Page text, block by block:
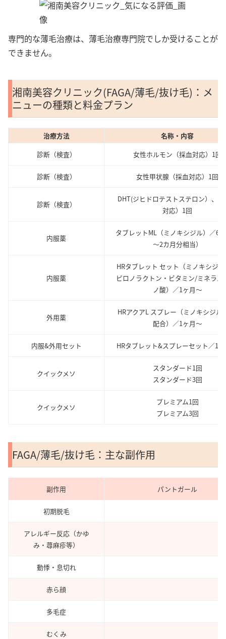
専門的な薄毛治療は、薄毛治療専門院でしか受けることが
できません。
湘南美容クリニック(FAGA/薄毛/抜け毛)：メ
ニューの種類と料金プラン
治療方法
名称・内容
診断（検査）
女性ホルモン（採血対応）1回
診断（検査） 女性甲状腺（採血対応）1回
診断（検査）
DHT(ジヒドロテストステロン）、
対応）1回
内服薬
タブレットML（ミノキシジル）／60
～2カ月分相当）
内服薬
HRタブレット セット（ミノキシジ
ピロノラクトン・ビタミン/ミネラル
ノ酸）／1ヶ月～
外用薬
HRアクアL スプレー（ミノキシジル
配合）／1ヶ月～
内服&外用セット HRタブレット&スプレーセット／1
クイックメソ
スタンダード1回
スタンダード3回
クイックメソ
プレミアム1回
プレミアム3回
FAGA/薄毛/抜け毛：主な副作用
副作用 パントガール
初期脱毛
アレルギー反応（かゆ
み・蕁麻疹等）
動悸・息切れ
赤ら顔
多毛症
むくみ